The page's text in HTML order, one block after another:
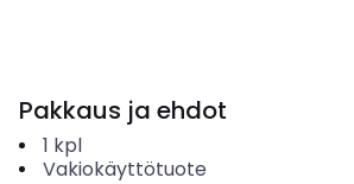
Pakkaus ja ehdot
1 kpl
Vakiokäyttötuote